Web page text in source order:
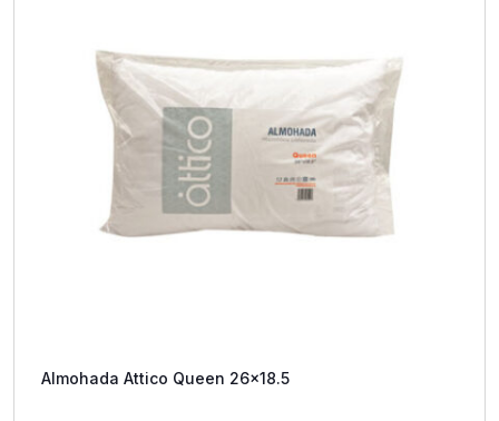
Almohada Attico Queen 26×18.5